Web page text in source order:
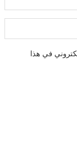
في هذا